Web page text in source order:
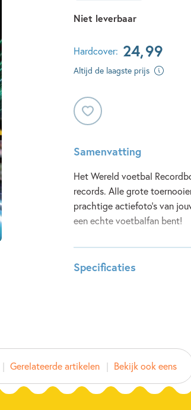
Niet leverbaar
Hardcover: 24,99
Altijd de laagste prijs
Samenvatting
Het Wereld voetbal
records. Alle grote
prachtige actiefoto's van
een echte voetbalfan bent!
Specificaties
Prijs:
24
Aantal pagina's:
256
Gerelateerde artikelen Bekijk ook eens